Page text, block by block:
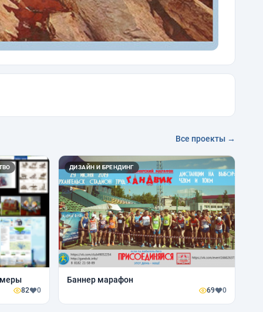
Все проекты →
82 0
ДИЗАЙН И БРЕНДИНГ
Баннер марафон
69 0